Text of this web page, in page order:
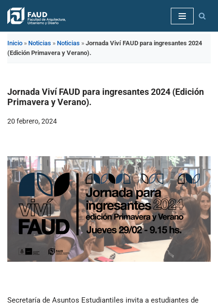
Saltar
contenido
Inicio » Noticias » Noticias » Jornada Viví FAUD para ingresantes 2024
(Edición Primavera y Verano).
Jornada Viví FAUD para ingresantes 2024 (Edición
Primavera y Verano).
20 febrero, 2024
Secretaría de Asuntos Estudiantiles invita a estudiantes de